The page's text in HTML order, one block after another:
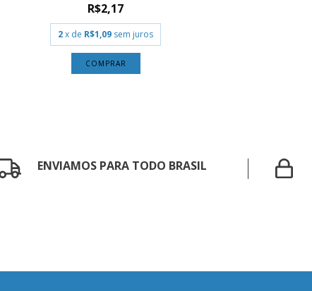
R$2,17
2x de R$1,09 sem juros
COMPRAR
ENVIAMOS PARA TODO BRASIL